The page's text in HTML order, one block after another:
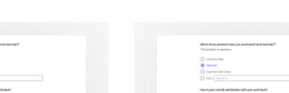
untuk setiap produk/perkhidmatan yang anda